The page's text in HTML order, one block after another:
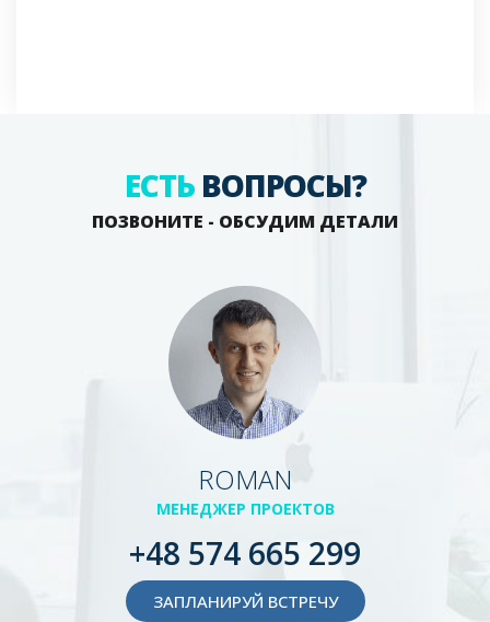
ЕСТЬ ВОПРОСЫ?
ПОЗВОНИТЕ - ОБСУДИМ ДЕТАЛИ
ROMAN
МЕНЕДЖЕР ПРОЕКТОВ
+48 574 665 299
ЗАПЛАНИРУЙ ВСТРЕЧУ